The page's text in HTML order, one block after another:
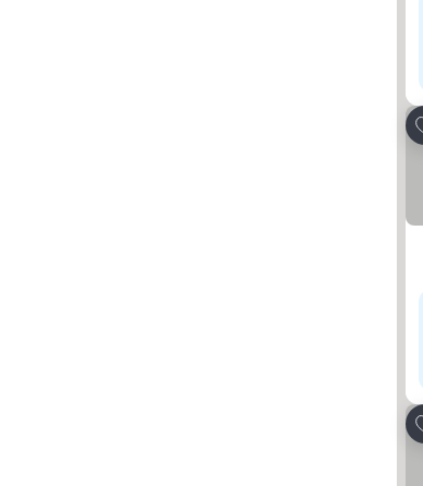
Add to
Add to